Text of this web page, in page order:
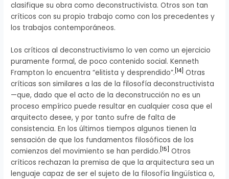
clasifique su obra como deconstructivista. Otros son tan
críticos con su propio trabajo como con los precedentes y
los trabajos contemporáneos.
Los críticos al deconstructivismo lo ven como un ejercicio
puramente formal, de poco contenido social. Kenneth
Frampton lo encuentra “elitista y desprendido”. [14 Otras
críticas son similares a las de la filosofía deconstructivista
—que, dado que el acto de la deconstrucción no es un
proceso empírico puede resultar en cualquier cosa que el
arquitecto desee, y por tanto sufre de falta de
consistencia. En los últimos tiempos algunos tienen la
sensación de que los fundamentos filosóficos de los
comienzos del movimiento se han perdido. [15 Otros
críticos rechazan la premisa de que la arquitectura sea un
lenguaje capaz de ser el sujeto de la filosofía lingüística o,